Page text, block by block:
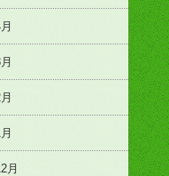
月